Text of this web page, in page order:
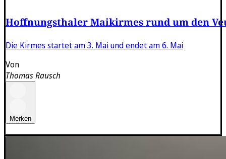
Hoffnungsthaler Maikirmes rund um den
Die Kirmes startet am 3. Mai und endet am 6. Mai
Von
Thomas Rausch
Merken